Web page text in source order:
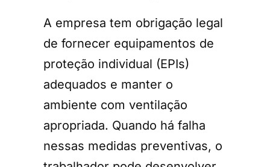
A empresa tem obrigação legal
de fornecer equipamentos de
proteção individual (EPIs)
adequados e manter o
ambiente com ventilação
apropriada. Quando há falha
nessas medidas preventivas, o